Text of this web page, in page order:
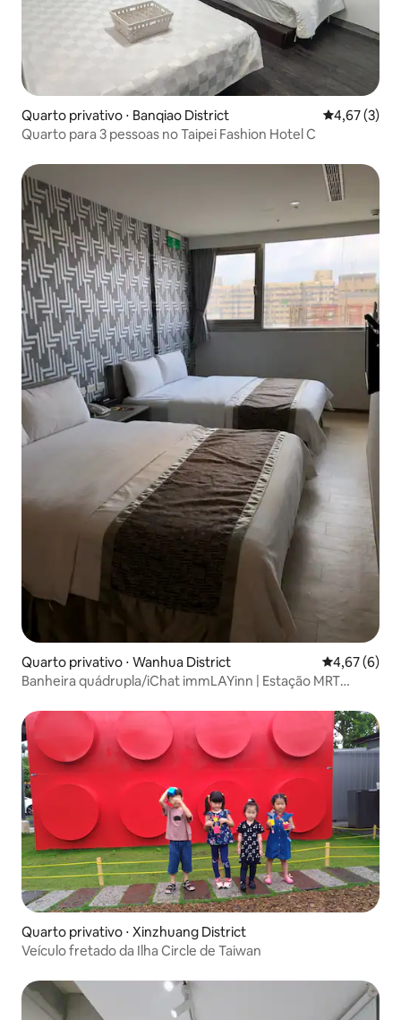
Quarto privativo ⋅ Banqiao District 4,67 de
4,67 (3)
Quarto para 3 pessoas no Taipei Fashion Hotel C
Quarto privativo ⋅ Wanhua District 4,67 de uma
4,67 (6)
Banheira quádrupla/iChat immLAYinn | Estação MRT
Quarto privativo ⋅ Xinzhuang District
Veículo fretado da Ilha Circle de Taiwan